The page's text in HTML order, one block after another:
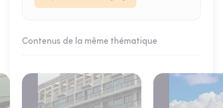
Contenus de la même thématique